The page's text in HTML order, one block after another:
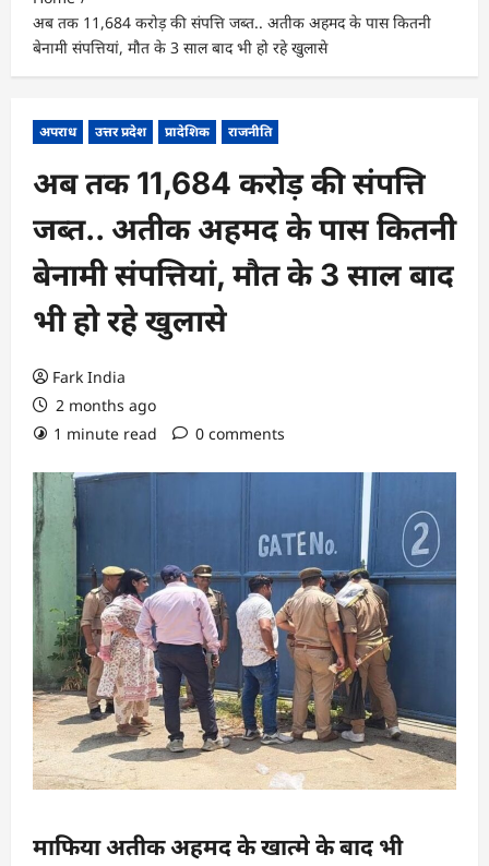
अब तक 11,684 करोड़ की संपत्ति जब्त.. अतीक अहमद के पास कितनी
बेनामी संपत्तियां, मौत के 3 साल बाद भी हो रहे खुलासे
अपराध उत्तर प्रदेश प्रादेशिक राजनीति
अब तक 11,684 करोड़ की संपत्ति
जब्त.. अतीक अहमद के पास कितनी
बेनामी संपत्तियां, मौत के 3 साल बाद
भी हो रहे खुलासे
Fark India
2 months ago
1 minute read
0 comments
माफिया अतीक अहमद के खात्मे के बाद भी